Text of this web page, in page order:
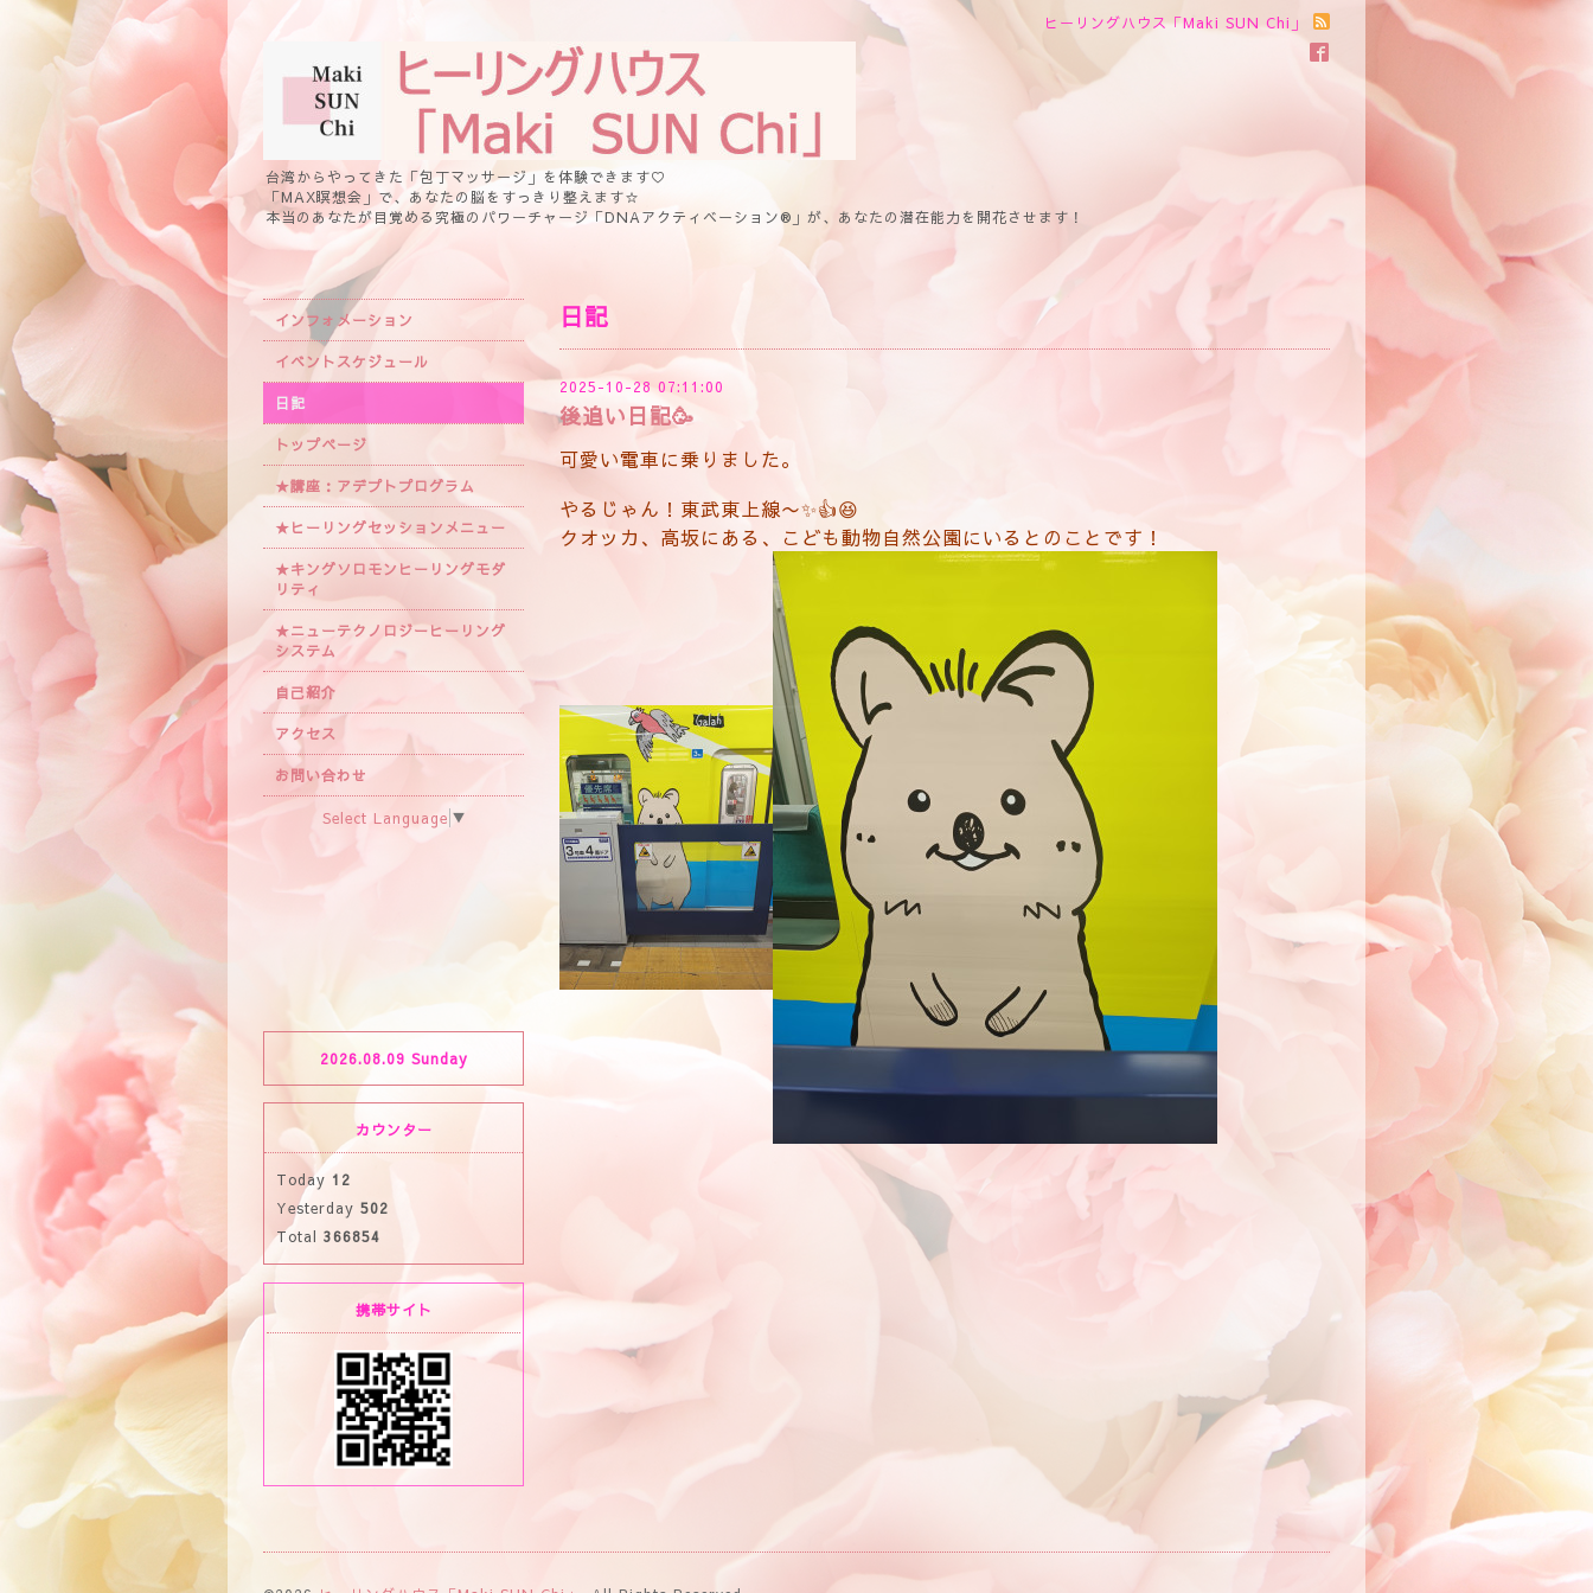
ヒーリングハウス「Maki SUN Chi」
台湾からやってきた「包丁マッサージ」を体験できます♡
「MAX瞑想会」で、あなたの脳をすっきり整えます☆
本当のあなたが目覚める究極のパワーチャージ「DNAアクティベーション®」が、あなたの潜在能力を開花させます！
日記
2025-10-28 07:11:00
後追い日記🥳
可愛い電車に乗りました。
やるじゃん！東武東上線〜✨👍😆
クオッカ、高坂にある、こども動物自然公園にいるとのことです！
インフォメーション
イベントスケジュール
日記
トップページ
★講座：アデプトプログラム
★ヒーリングセッションメニュー
★キングソロモンヒーリングモダ
リティ
★ニューテクノロジーヒーリング
システム
自己紹介
アクセス
お問い合わせ
Select Language ▼
2026.08.09 Sunday
カウンター
Today 12
Yesterday 502
Total 366854
携帯サイト